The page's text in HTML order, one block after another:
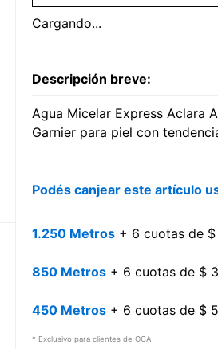
Cargando...
Descripción breve:
Agua Micelar Express Aclara
Garnier para piel con
Podés canjear este artículo
1.250 Metros+ 6 cuotas de $
850 Metros+ 6 cuotas de $
450 Metros+ 6 cuotas de $
* Exclusivo para clientes de OCA